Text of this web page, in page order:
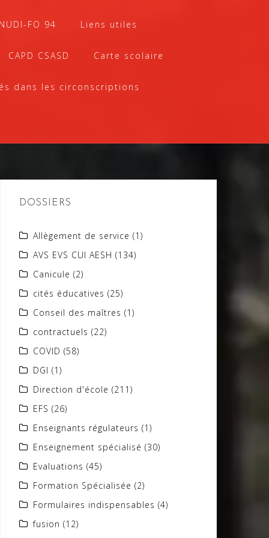
FO 94 Liens utiles
CAPD CSASD Carte scolaire
dans les circonscriptions
DOSSIERS
Allègement de service (1)
AVS EVS CUI AESH (134)
Canicule (2)
cités éducatives (25)
Conseil des maîtres (1)
contractuels (22)
COVID (58)
DGI (1)
Direction d'école (211)
EFS (26)
Enseignants régulateurs (1)
Enseignement spécialisé (30)
Evaluations (45)
Formation Spécialisée (2)
Formulaires indispensables (4)
fusion (12)